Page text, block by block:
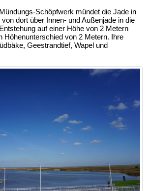
Schöpfwerk mündet die Jade in
dort über Innen- und Außenjade in die
auf einer Höhe von 2 Metern
Höhenunterschied von 2 Metern. Ihre
Geestrandtief, Wapel und